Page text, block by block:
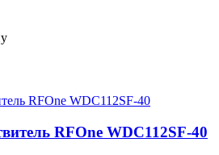
RFOne WDC112SF-40